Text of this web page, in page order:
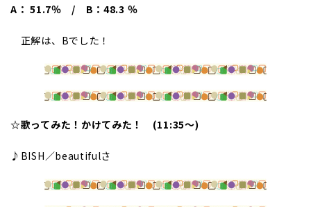
A： 51.7％ / B：48.3 ％
正解は、Bでした！
☆歌ってみた！かけてみた！ (11:35～)
♪BISH／beautifulさ